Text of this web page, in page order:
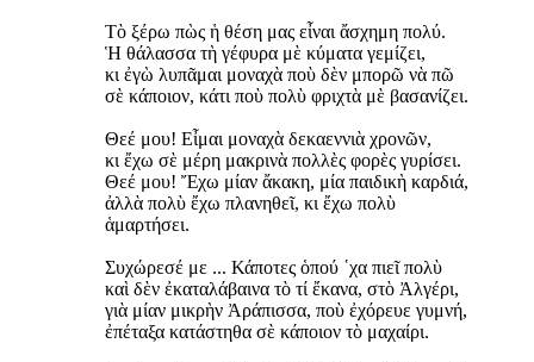
Τὸ ξέρω πὼς ἡ θέση μας εἶναι ἄσχημη πολύ.
Ἡ θάλασσα τὴ γέφυρα μὲ κύματα γεμίζει,
κι ἐγὼ λυπᾶμαι μοναχὰ ποὺ δὲν μπορῶ νὰ πῶ
σὲ κάποιον, κάτι ποὺ πολὺ φριχτὰ μὲ βασανίζει.
Θεέ μου! Εἶμαι μοναχὰ δεκαεννιὰ χρονῶν,
κι ἔχω σὲ μέρη μακρινὰ πολλὲς φορὲς γυρίσει.
Θεέ μου! Ἔχω μίαν ἄκακη, μία παιδικὴ καρδιά,
ἀλλὰ πολὺ ἔχω πλανηθεῖ, κι ἔχω πολὺ
ἁμαρτήσει.
Συχώρεσέ με ... Κάποτες ὁπού ῾χα πιεῖ πολὺ
καὶ δὲν ἐκαταλάβαινα τὸ τί ἔκανα, στὸ Ἀλγέρι,
γιὰ μίαν μικρὴν Ἀράπισσα, ποὺ ἐχόρευε γυμνή,
ἐπέταξα κατάστηθα σὲ κάποιον τὸ μαχαίρι.